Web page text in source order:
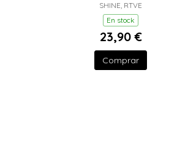
SHINE, RTVE
En stock
23,90 €
Comprar